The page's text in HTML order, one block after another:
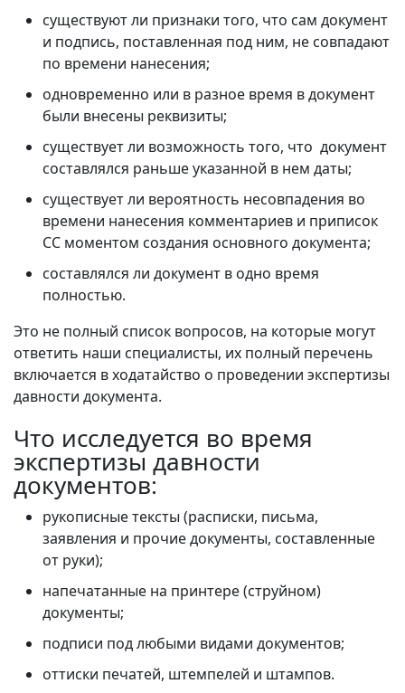
существуют ли признаки того, что сам документ
и подпись, поставленная под ним, не совпадают
по времени нанесения;
одновременно или в разное время в документ
были внесены реквизиты;
существует ли возможность того, что документ
составлялся раньше указанной в нем даты;
существует ли вероятность несовпадения во
времени нанесения комментариев и приписок
СС моментом создания основного документа;
составлялся ли документ в одно время
полностью.
Это не полный список вопросов, на которые могут
ответить наши специалисты, их полный перечень
включается в ходатайство о проведении экспертизы
давности документа.
Что исследуется во время
экспертизы давности
документов:
рукописные тексты (расписки, письма,
заявления и прочие документы, составленные
от руки);
напечатанные на принтере (струйном)
документы;
подписи под любыми видами документов;
оттиски печатей, штемпелей и штампов.